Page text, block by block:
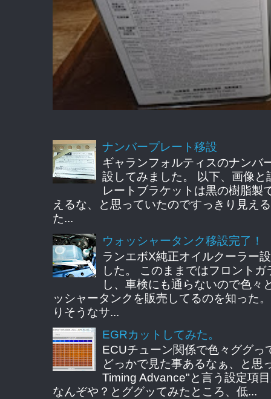
ナンバープレート移設
ギャランフォルティスのナンバ
設してみました。 以下、画像
レートブラケットは黒の樹脂製
えるな、と思っていたのですっきり見え
た...
ウォッシャータンク移設完了！
ランエボX純正オイルクーラー
した。 このままではフロント
し、車検にも通らないので色々
ッシャータンクを販売してるのを知った
りそうなサ...
EGRカットしてみた。
ECUチューン関係で色々ググ
どっかで見た事あるなぁ、と
Timing Advance"と言う設定項
なんぞや？とググッてみたところ、低...